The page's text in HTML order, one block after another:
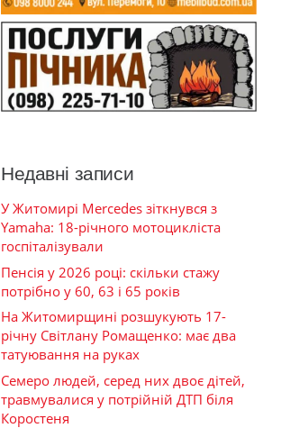
Недавні записи
У Житомирі Mercedes зіткнувся з
Yamaha: 18-річного мотоцикліста
госпіталізували
Пенсія у 2026 році: скільки стажу
потрібно у 60, 63 і 65 років
На Житомирщині розшукують 17-
річну Світлану Ромащенко: має два
татуювання на руках
Семеро людей, серед них двоє дітей,
травмувалися у потрійній ДТП біля
Коростеня